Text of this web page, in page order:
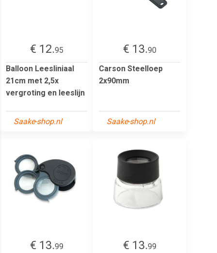
€ 12.95
Balloon Leesliniaal
21cm met 2,5x
vergroting en leeslijn
Saake-shop.nl
€ 13.90
Carson Steelloep
2x90mm
Saake-shop.nl
€ 13.99 € 13.99